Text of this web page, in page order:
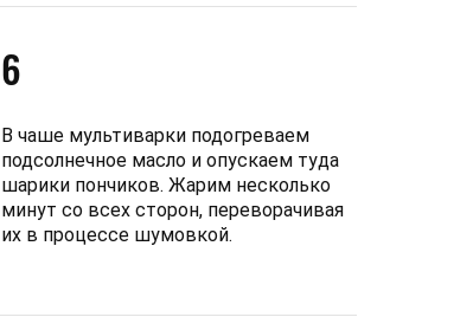
6
В чаше мультиварки подогреваем
подсолнечное масло и опускаем туда
шарики пончиков. Жарим несколько
минут со всех сторон, переворачивая
их в процессе шумовкой.